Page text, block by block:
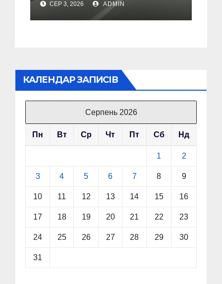
СЕР 3, 2026 ADMIN
КАЛЕНДАР ЗАПИСІВ
Серпень 2026
Пн Вт Ср Чт Пт Сб Нд
1 2
3 4 5 6 7 8 9
10 11 12 13 14 15 16
17 18 19 20 21 22 23
24 25 26 27 28 29 30
31